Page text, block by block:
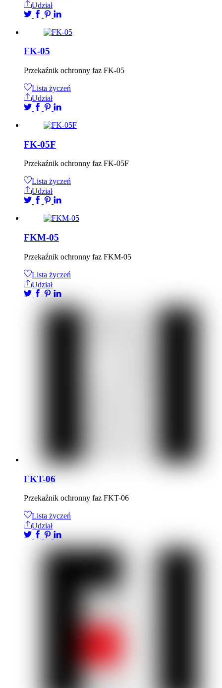
Udział
FK-05
Przekaźnik ochronny faz FK-05
Lista życzeń
Udział
FK-05F
Przekaźnik ochronny faz FK-05F
Lista życzeń
Udział
FKM-05
Przekaźnik ochronny faz FKM-05
Lista życzeń
Udział
FKT-06
Przekaźnik ochronny faz FKT-06
Lista życzeń
Udział